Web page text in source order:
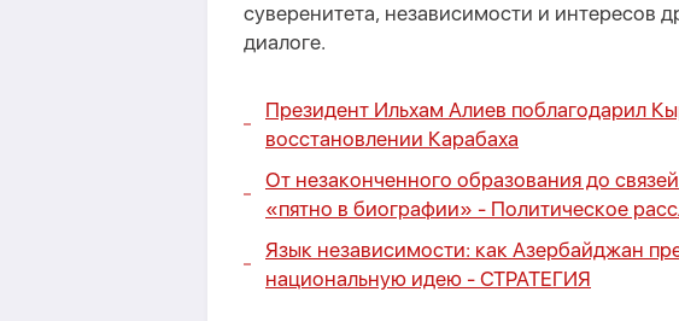
суверенитета, независимости и интересов
диалоге.
Президент Ильхам Алиев поблагодарил
восстановлении Карабаха
От незаконченного образования до
«пятно в биографии» - Политическое
Язык независимости: как Азербайджан
национальную идею - СТРАТЕГИЯ